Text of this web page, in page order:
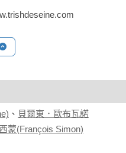
Pcquart發起的「現代小
，成功擄獲巴黎人的心，打
忘小酒館。透過這本書，
得，以及與廚師、餐飲業
Bistrot餐館所共度的幸福時
、 貝爾東．歐布瓦諾
蒙(François Simon)